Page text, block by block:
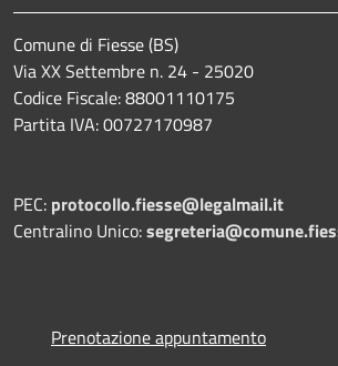
Comune di Fiesse (BS)
Via XX Settembre n. 24 - 25020
Codice Fiscale: 88001110175
Partita IVA: 00727170987
PEC: protocollo.fiesse@legalmail.it
Centralino Unico:
Prenotazione appuntamento